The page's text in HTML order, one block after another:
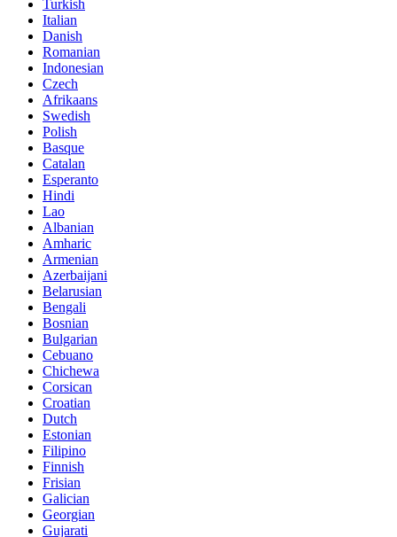
Turkish
Italian
Danish
Romanian
Indonesian
Czech
Afrikaans
Swedish
Polish
Basque
Catalan
Esperanto
Hindi
Lao
Albanian
Amharic
Armenian
Azerbaijani
Belarusian
Bengali
Bosnian
Bulgarian
Cebuano
Chichewa
Corsican
Croatian
Dutch
Estonian
Filipino
Finnish
Frisian
Galician
Georgian
Gujarati